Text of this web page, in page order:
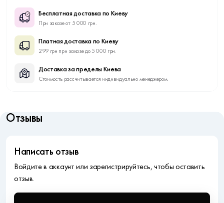
Бесплатная доставка по Киеву
При заказе от 5 000 грн.
Платная доставка по Киеву
299 грн при заказе до 5 000 грн.
Доставка за пределы Киева
Стоимость рассчитывается индивидуально менеджером.
Отзывы
Написать отзыв
Войдите в аккаунт или зарегистрируйтесь, чтобы оставить
отзыв.